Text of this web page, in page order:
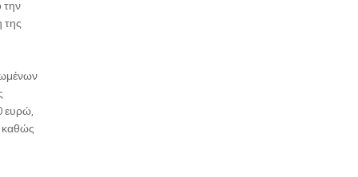
την
της
ευρώ,
καθώς